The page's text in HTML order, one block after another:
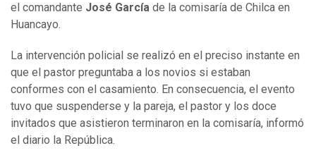
el comandante José García de la comisaría de Chilca en
Huancayo.
La intervención policial se realizó en el preciso instante en
que el pastor preguntaba a los novios si estaban
conformes con el casamiento. En consecuencia, el evento
tuvo que suspenderse y la pareja, el pastor y los doce
invitados que asistieron terminaron en la comisaría, informó
el diario la República.